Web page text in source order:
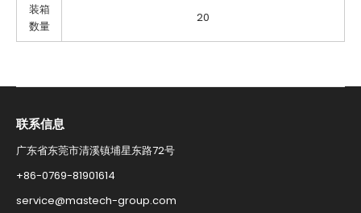
装箱
数量
20
联系信息​
广东省东莞市清溪镇埔星东路72号
+86-0769-81901614​
service@mastech-group.com​